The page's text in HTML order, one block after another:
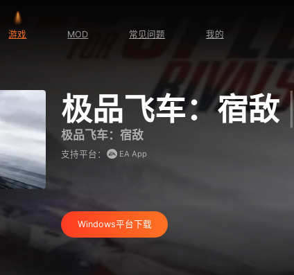
游戏 MOD 常见问题 我的
极品飞车：宿敌
极品飞车：宿敌
支持平台： EA App
Windows平台下载